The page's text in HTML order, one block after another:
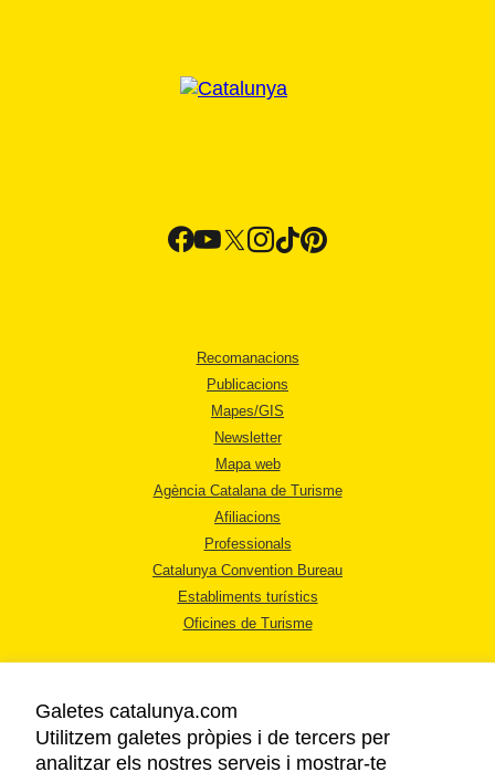
Recomanacions
Publicacions
Mapes/GIS
Newsletter
Mapa web
Agència Catalana de Turisme
Afiliacions
Professionals
Catalunya Convention Bureau
Establiments turístics
Oficines de Turisme
Galetes catalunya.com
Utilitzem galetes pròpies i de tercers per
analitzar els nostres serveis i mostrar-te